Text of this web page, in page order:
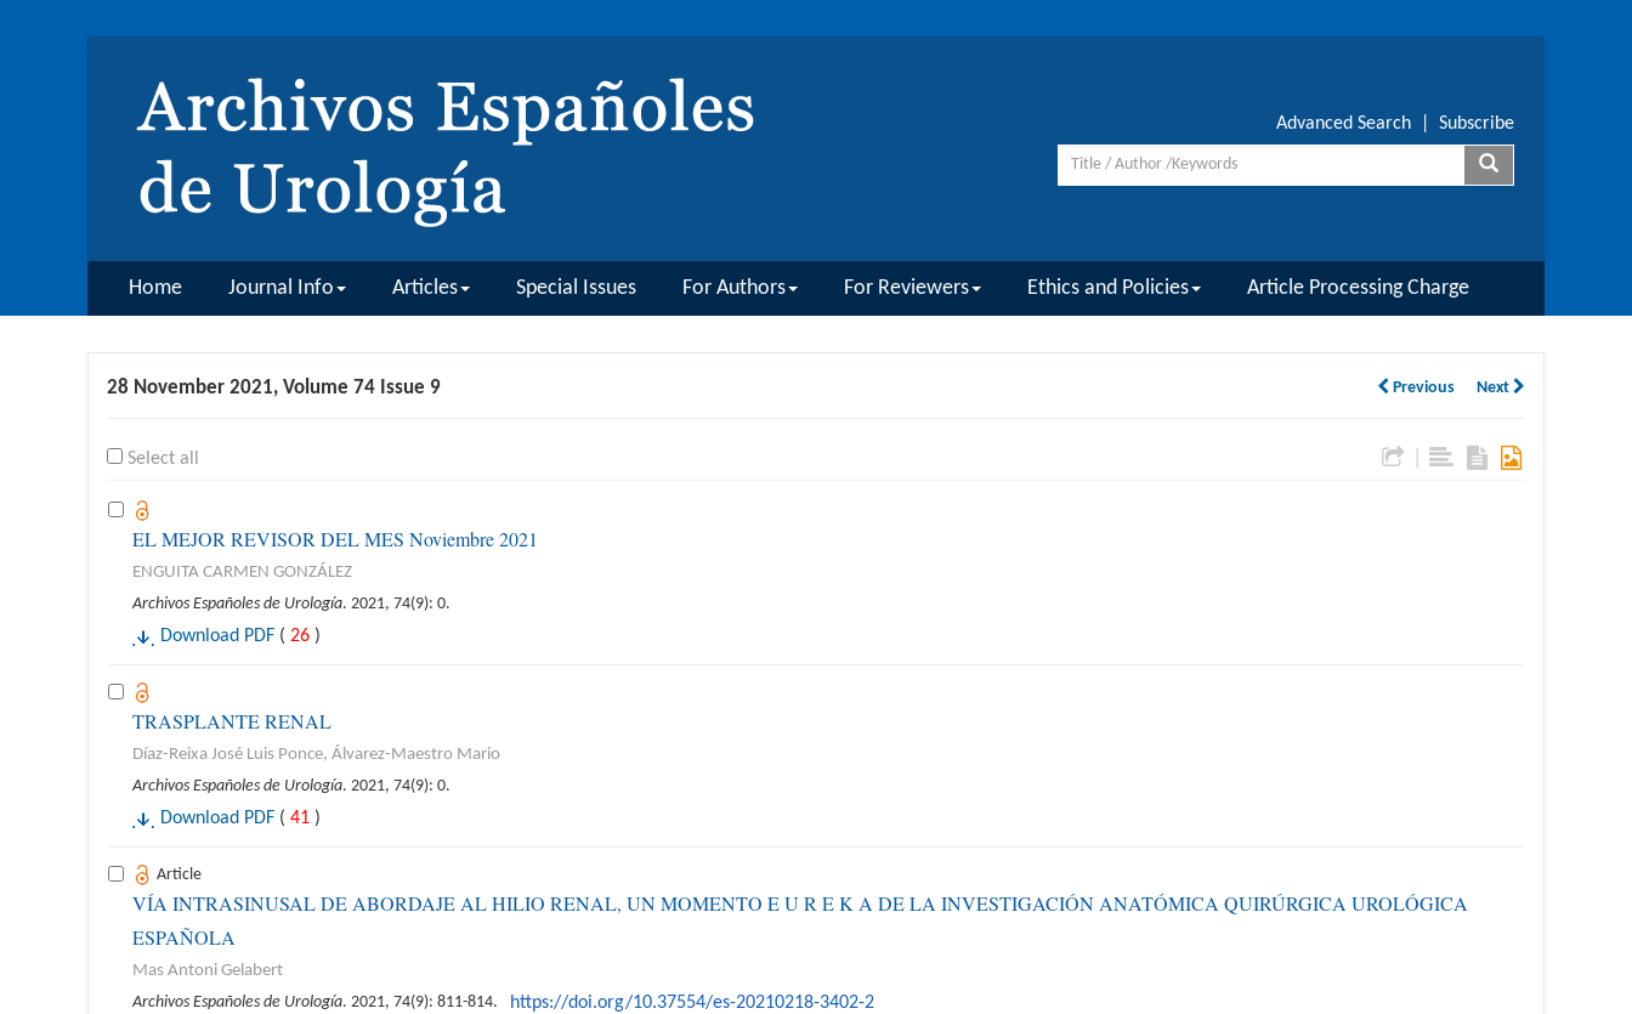
Advanced Search Subscribe
Home Journal Info Articles Special Issues For Authors For Reviewers Ethics and Policies Article Processing Charge
28 November 2021, Volume 74 Issue 9 Previous Next
Select all
EL MEJOR REVISOR DEL MES Noviembre 2021
ENGUITA CARMEN GONZÁLEZ
Archivos Españoles de Urología. 2021, 74(9): 0.
Download PDF ( 26 )
TRASPLANTE RENAL
Díaz-Reixa José Luis Ponce, Álvarez-Maestro Mario
Archivos Españoles de Urología. 2021, 74(9): 0.
Download PDF ( 41 )
Article
VÍA INTRASINUSAL DE ABORDAJE AL HILIO RENAL, UN MOMENTO E U R E K A DE LA INVESTIGACIÓN ANATÓMICA QUIRÚRGICA UROLÓGICA
ESPAÑOLA
Mas Antoni Gelabert
Archivos Españoles de Urología. 2021, 74(9): 811-814.
https://doi.org/10.37554/es-20210218-3402-2